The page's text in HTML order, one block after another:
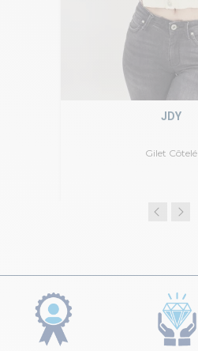
Gilet Côtelé
JDY